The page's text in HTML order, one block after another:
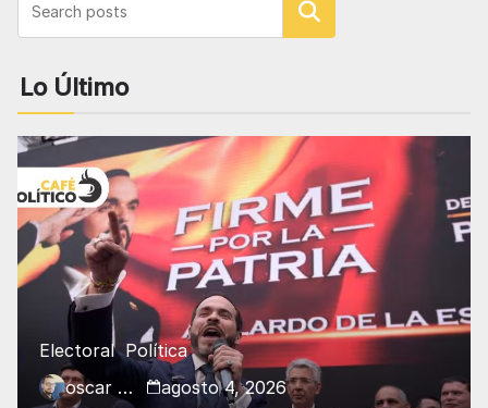
Buscar
Lo Último
Electoral Política
oscar charry
agosto 4, 2026